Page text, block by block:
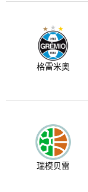
格雷米奥
瑞模贝雷